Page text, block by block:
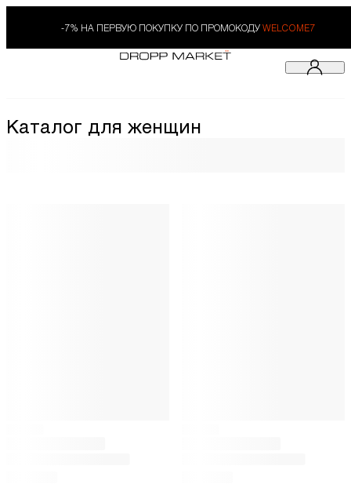
-7% НА ПЕРВУЮ ПОКУПКУ ПО ПРОМОКОДУ WELCOME7
Каталог для женщин